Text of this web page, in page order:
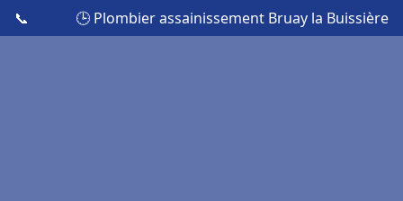
📞 🕒 Plombier assainissement Bruay la Buissière